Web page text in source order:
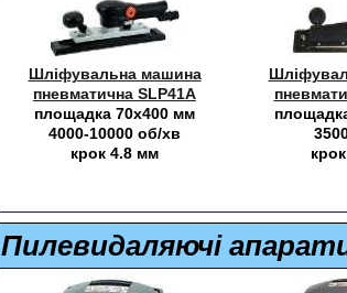
Шліфувальна машина
пневматична SLP41A
площадка 70х400 мм
4000-10000 об/хв
крок 4.8 мм
Пилевидаляючі